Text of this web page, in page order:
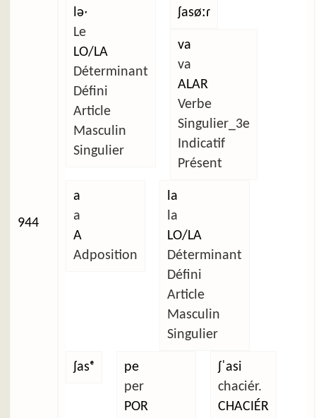
944
ləˑ
Le
LO/LA
Déterminant
Défini
Article
Masculin
Singulier
ʃasøːɾ
va
va
ALAR
Verbe
Singulier_3e
Indicatif
Présent
a
a
A
Adposition
la
la
LO/LA
Déterminant
Défini
Article
Masculin
Singulier
ʃasᵉ
pe
per
POR
ʃˈasi
chaciér.
CHACIÉR